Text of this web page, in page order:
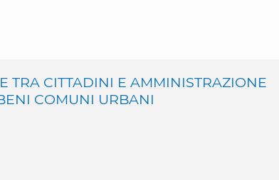
TRA CITTADINI E AMMINISTRAZIONE
COMUNI URBANI